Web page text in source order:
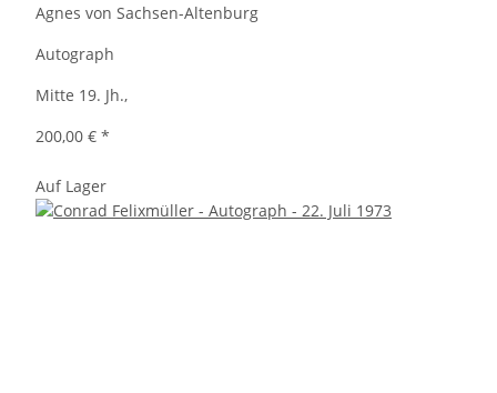
Agnes von Sachsen-Altenburg
Autograph
Mitte 19. Jh.,
200,00 € *
Auf Lager